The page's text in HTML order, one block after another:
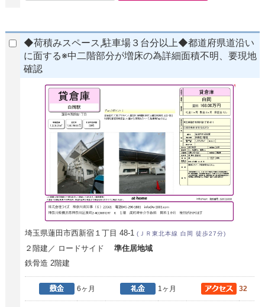
◆荷積みスペース,駐車場３台分以上◆都道府県道沿い
に面する※中二階部分が増床の為詳細面積不明、要現地
確認
埼玉県蓮田市西新宿１丁目 48-1(ＪＲ東北本線 白岡 徒歩27分)
２階建／ ロードサイド準住居地域
鉄骨造 2階建
6ヶ月 1ヶ月 32